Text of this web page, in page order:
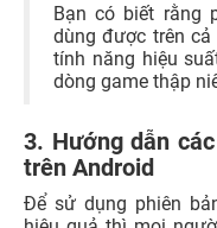
Bạn có biết rằng
dùng được trên
tính năng hiệu
dòng game thập
3. Hướng dẫn
trên Android
Để sử dụng phiên